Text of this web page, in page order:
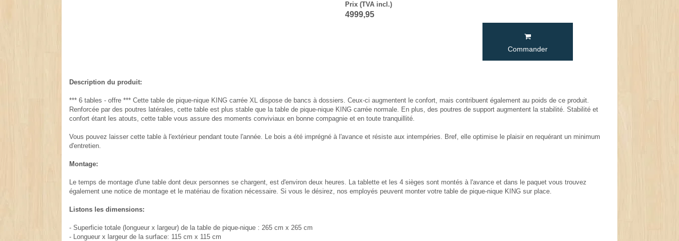
Prix (TVA incl.)
4999,95
Commander
Description du produit:
*** 6 tables - offre *** Cette table de pique-nique KING carrée XL dispose de bancs à dossiers. Ceux-ci augmentent le confort, mais contribuent également au poids de ce produit.
Renforcée par des poutres latérales, cette table est plus stable que la table de pique-nique KING carrée normale. En plus, des poutres de support augmentent la stabilité. Stabilité et
confort étant les atouts, cette table vous assure des moments conviviaux en bonne compagnie et en toute tranquillité.
Vous pouvez laisser cette table à l'extérieur pendant toute l'année. Le bois a été imprégné à l'avance et résiste aux intempéries. Bref, elle optimise le plaisir en requérant un minimum
d'entretien.
Montage:
Le temps de montage d'une table dont deux personnes se chargent, est d'environ deux heures. La tablette et les 4 sièges sont montés à l'avance et dans le paquet vous trouvez
également une notice de montage et le matériau de fixation nécessaire. Si vous le désirez, nos employés peuvent monter votre table de pique-nique KING sur place.
Listons les dimensions:
- Superficie totale (longueur x largeur) de la table de pique-nique : 265 cm x 265 cm
- Longueur x largeur de la surface: 115 cm x 115 cm